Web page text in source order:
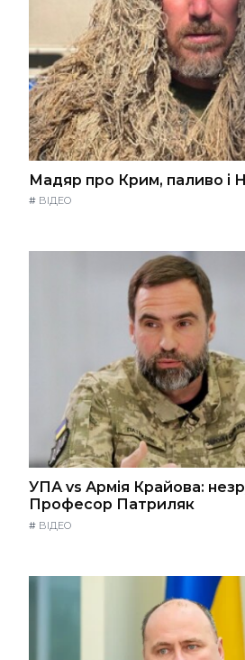
Мадяр про Крим, паливо і
# ВІДЕО
УПА vs Армія Крайова:
Професор Патриляк
# ВІДЕО